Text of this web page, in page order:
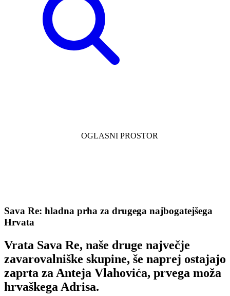
Sava Re: hladna prha za drugega najbogatejšega
Hrvata
Vrata Sava Re, naše druge največje
zavarovalniške skupine, še naprej ostajajo
zaprta za Anteja Vlahovića, prvega moža
hrvaškega Adrisa.